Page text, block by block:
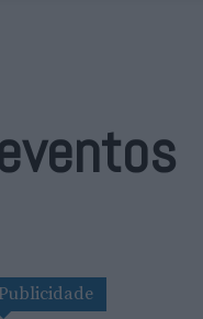
Publicidade